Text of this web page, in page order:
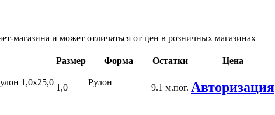
магазина и может отличаться от цен в розничных магазинах
Размер Форма Остатки Цена
1,0
Рулон
9.1 м.пог. Авторизация